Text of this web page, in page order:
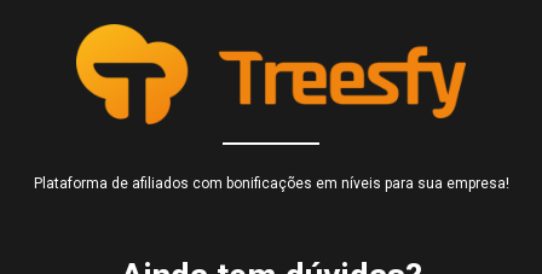
Plataforma de afiliados com bonificações em níveis para sua empresa!